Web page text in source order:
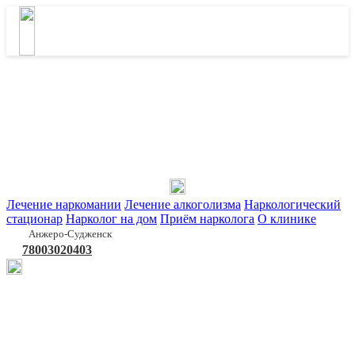
Лечение наркомании Лечение алкоголизма Наркологический
стационар Нарколог на дом Приём нарколога О клинике
Анжеро-Судженск
78003020403